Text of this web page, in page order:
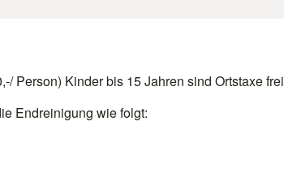
Person) Kinder bis 15 Jahren sind Ortstaxe frei
Endreinigung wie folgt: